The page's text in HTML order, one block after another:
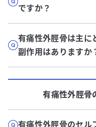
ですか？
有痛性外脛骨は主に
副作用はありますか
有痛性外脛骨
有痛性外脛骨のセル